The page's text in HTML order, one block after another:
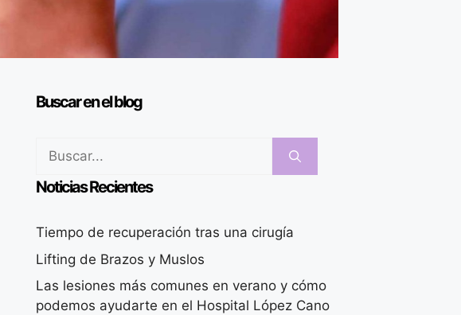
Buscar en el blog
Noticias Recientes
Tiempo de recuperación tras una cirugía
Lifting de Brazos y Muslos
Las lesiones más comunes en verano y cómo
podemos ayudarte en el Hospital López Cano